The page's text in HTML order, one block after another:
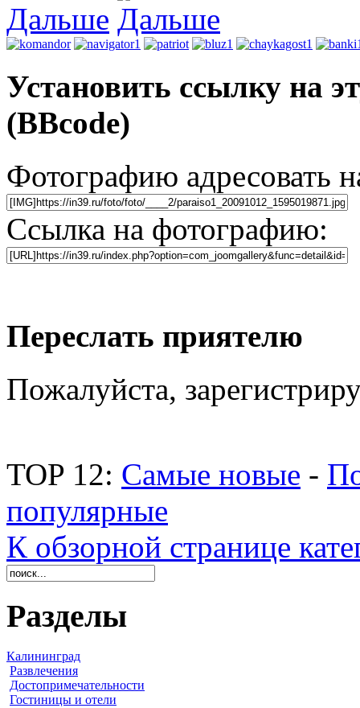
Дальше
Установить ссылку на
(BBcode)
Фотографию адресовать
Ссылка на фотографию:
Переслать приятелю
Пожалуйста,
TOP 12: Самые новые -
популярные
К обзорной странице
Разделы
Калининград
Развлечения
Достопримечательности
Гостиницы и отели